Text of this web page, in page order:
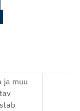
ja muu